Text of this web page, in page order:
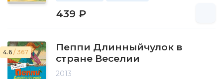
439 ₽
4.6 / 367
Пеппи Длинныйчулок в
стране Веселии
2013